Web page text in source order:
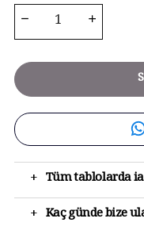
+ Tüm tablolarda
+ Kaç günde bize